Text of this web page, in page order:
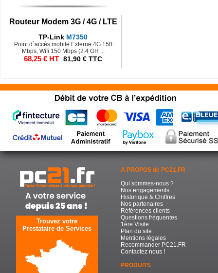
Routeur Modem 3G / 4G / LTE
TP-Link M7350
Point d`accès mobile Externe 4G 150
Mbps, Wifi 150 Mbps (2.4 GH ...
68,25 € HT 81,90 € TTC
Trouvez votre
Prestataire de Services
A PROPOS de PC21.FR
Qui sommes-nous ?
Nos engagements
Historique & Chiffres
Nos partenaires
Références clients
Questions fréquentes
1ère Visite
Plan du site
Mentions légales
Recommander PC21.FR
Contactez nous !
PRODUITS